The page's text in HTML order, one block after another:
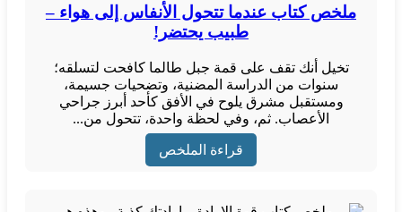
ملخص كتاب عندما تتحول الأنفاس إلى هواء –
طبيب يحتضر!
تخيل أنك تقف على قمة جبل طالما كافحت لتسلقه؛
سنوات من الدراسة المضنية، وتضحيات جسيمة،
ومستقبل مشرق يلوح في الأفق كأحد أبرز جراحي
الأعصاب. ثم، وفي لحظة واحدة، تتحول من...
قراءة الملخص